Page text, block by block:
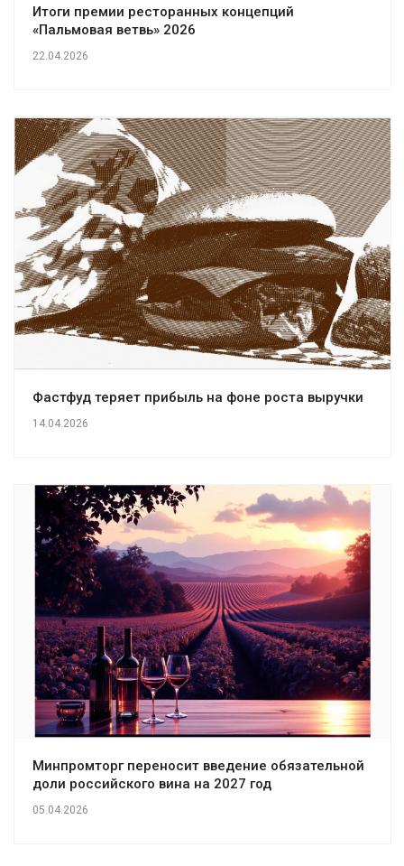
Итоги премии ресторанных концепций
«Пальмовая ветвь» 2026
22.04.2026
Фастфуд теряет прибыль на фоне роста выручки
14.04.2026
Минпромторг переносит введение обязательной
доли российского вина на 2027 год
05.04.2026